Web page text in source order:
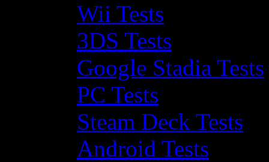
Wii Tests
3DS Tests
Google Stadia Tests
PC Tests
Steam Deck Tests
Android Tests